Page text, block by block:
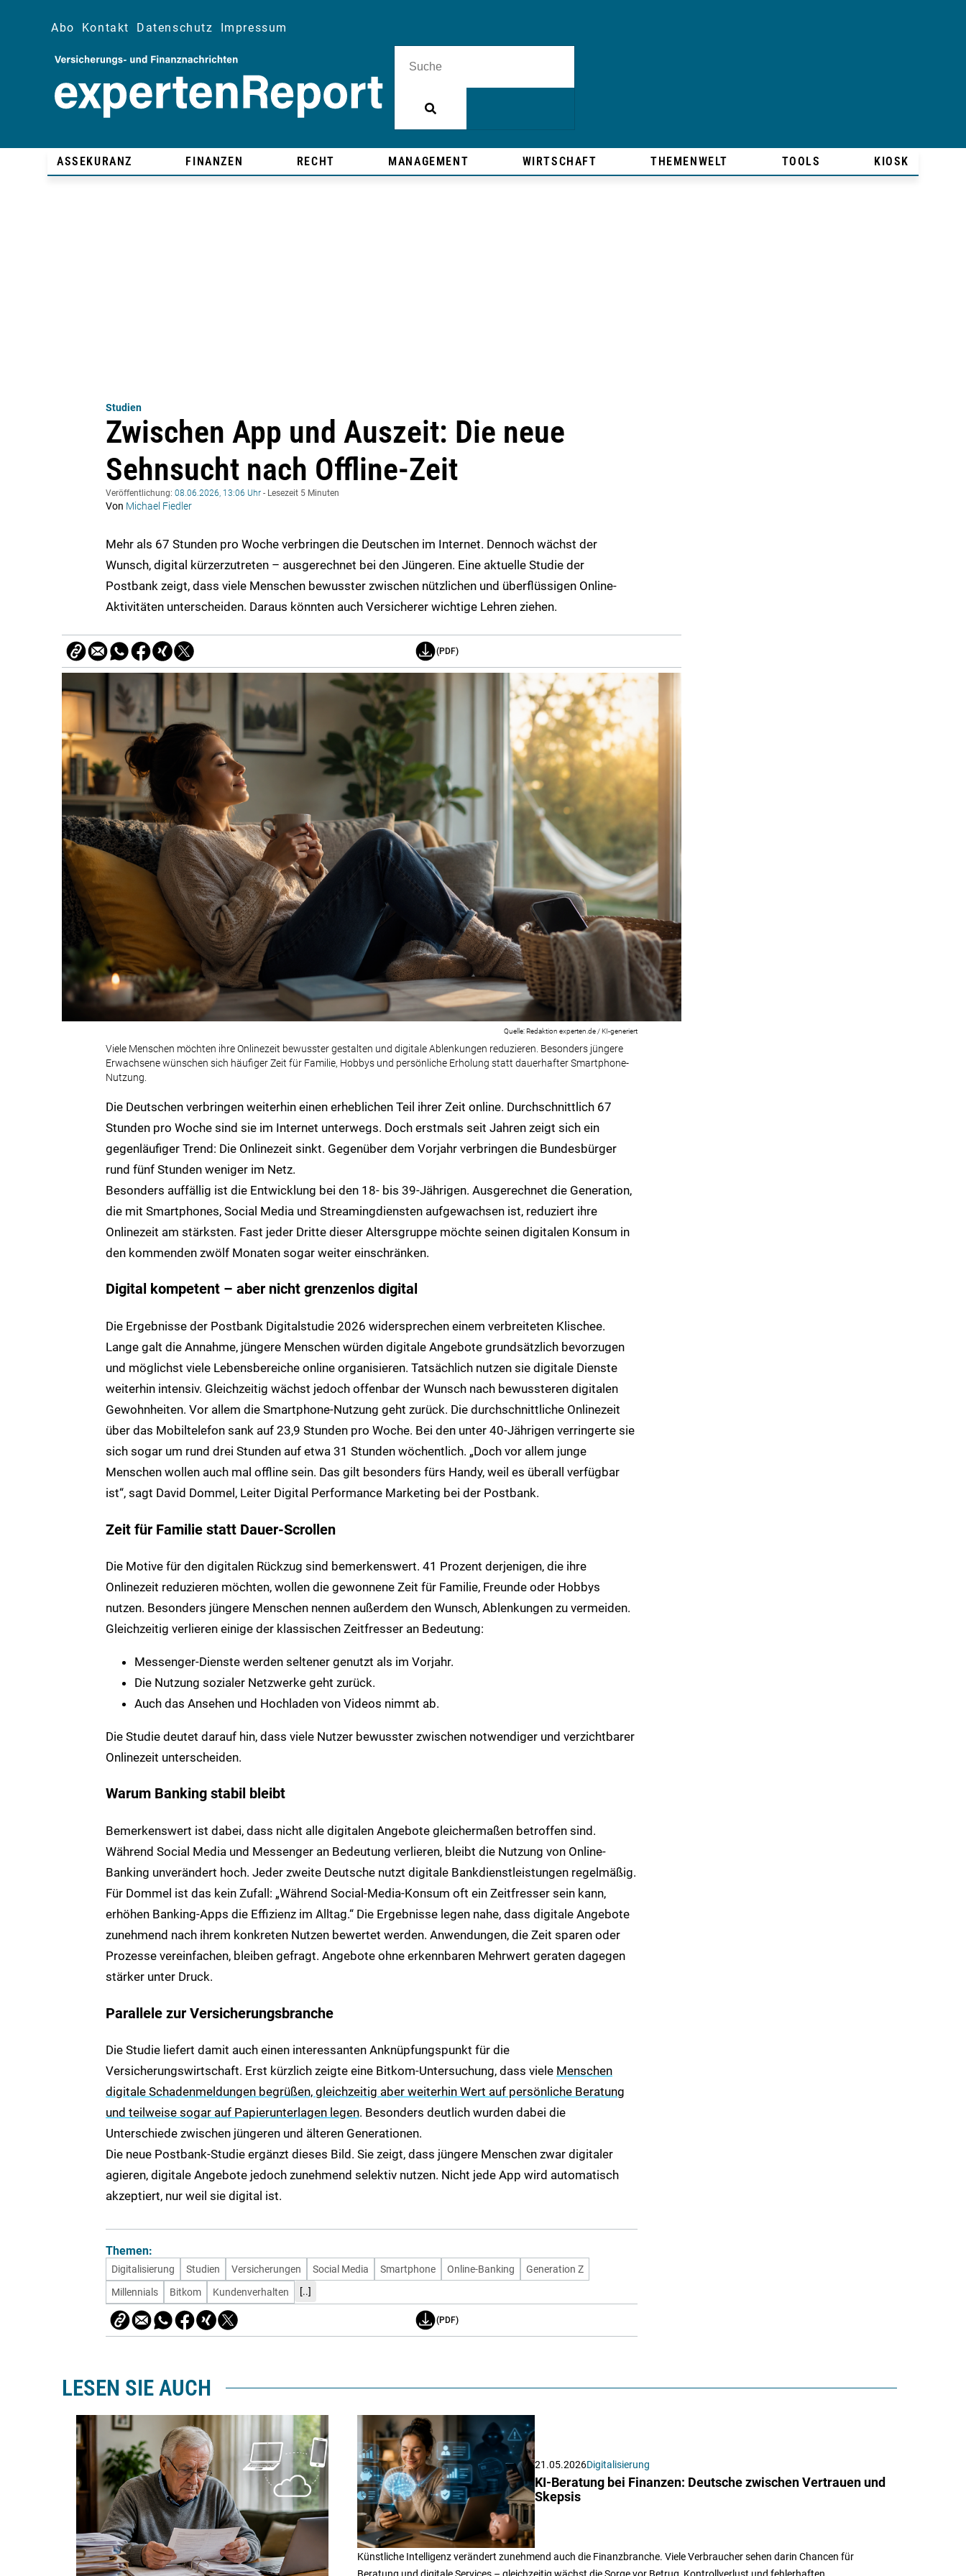
Abo Kontakt Datenschutz Impressum
ASSEKURANZ FINANZEN RECHT MANAGEMENT WIRTSCHAFT THEMENWELT TOOLS KIOSK
Studien
Zwischen App und Auszeit: Die neue
Sehnsucht nach Offline-Zeit
Veröffentlichung: 08.06.2026, 13:06 Uhr - Lesezeit 5 Minuten
Von Michael Fiedler
Mehr als 67 Stunden pro Woche verbringen die Deutschen im Internet. Dennoch wächst der
Wunsch, digital kürzerzutreten – ausgerechnet bei den Jüngeren. Eine aktuelle Studie der
Postbank zeigt, dass viele Menschen bewusster zwischen nützlichen und überflüssigen Online-
Aktivitäten unterscheiden. Daraus könnten auch Versicherer wichtige Lehren ziehen.
(PDF)
Viele Menschen möchten ihre Onlinezeit bewusster gestalten und digitale Ablenkungen reduzieren. Besonders jüngere
Erwachsene wünschen sich häufiger Zeit für Familie, Hobbys und persönliche Erholung statt dauerhafter Smartphone-
Nutzung.
Redaktion experten.de / KI-generiert
Die Deutschen verbringen weiterhin einen erheblichen Teil ihrer Zeit online. Durchschnittlich 67
Stunden pro Woche sind sie im Internet unterwegs. Doch erstmals seit Jahren zeigt sich ein
gegenläufiger Trend: Die Onlinezeit sinkt. Gegenüber dem Vorjahr verbringen die Bundesbürger
rund fünf Stunden weniger im Netz.
Besonders auffällig ist die Entwicklung bei den 18- bis 39-Jährigen. Ausgerechnet die Generation,
die mit Smartphones, Social Media und Streamingdiensten aufgewachsen ist, reduziert ihre
Onlinezeit am stärksten. Fast jeder Dritte dieser Altersgruppe möchte seinen digitalen Konsum in
den kommenden zwölf Monaten sogar weiter einschränken.
Digital kompetent – aber nicht grenzenlos digital
Die Ergebnisse der Postbank Digitalstudie 2026 widersprechen einem verbreiteten Klischee.
Lange galt die Annahme, jüngere Menschen würden digitale Angebote grundsätzlich bevorzugen
und möglichst viele Lebensbereiche online organisieren. Tatsächlich nutzen sie digitale Dienste
weiterhin intensiv. Gleichzeitig wächst jedoch offenbar der Wunsch nach bewussteren digitalen
Gewohnheiten. Vor allem die Smartphone-Nutzung geht zurück. Die durchschnittliche Onlinezeit
über das Mobiltelefon sank auf 23,9 Stunden pro Woche. Bei den unter 40-Jährigen verringerte sie
sich sogar um rund drei Stunden auf etwa 31 Stunden wöchentlich. „Doch vor allem junge
Menschen wollen auch mal offline sein. Das gilt besonders fürs Handy, weil es überall verfügbar
ist“, sagt David Dommel, Leiter Digital Performance Marketing bei der Postbank.
Zeit für Familie statt Dauer-Scrollen
Die Motive für den digitalen Rückzug sind bemerkenswert. 41 Prozent derjenigen, die ihre
Onlinezeit reduzieren möchten, wollen die gewonnene Zeit für Familie, Freunde oder Hobbys
nutzen. Besonders jüngere Menschen nennen außerdem den Wunsch, Ablenkungen zu vermeiden.
Gleichzeitig verlieren einige der klassischen Zeitfresser an Bedeutung:
Messenger-Dienste werden seltener genutzt als im Vorjahr.
Die Nutzung sozialer Netzwerke geht zurück.
Auch das Ansehen und Hochladen von Videos nimmt ab.
Die Studie deutet darauf hin, dass viele Nutzer bewusster zwischen notwendiger und verzichtbarer
Onlinezeit unterscheiden.
Warum Banking stabil bleibt
Bemerkenswert ist dabei, dass nicht alle digitalen Angebote gleichermaßen betroffen sind.
Während Social Media und Messenger an Bedeutung verlieren, bleibt die Nutzung von Online-
Banking unverändert hoch. Jeder zweite Deutsche nutzt digitale Bankdienstleistungen regelmäßig.
Für Dommel ist das kein Zufall: „Während Social-Media-Konsum oft ein Zeitfresser sein kann,
erhöhen Banking-Apps die Effizienz im Alltag.“ Die Ergebnisse legen nahe, dass digitale Angebote
zunehmend nach ihrem konkreten Nutzen bewertet werden. Anwendungen, die Zeit sparen oder
Prozesse vereinfachen, bleiben gefragt. Angebote ohne erkennbaren Mehrwert geraten dagegen
stärker unter Druck.
Parallele zur Versicherungsbranche
Die Studie liefert damit auch einen interessanten Anknüpfungspunkt für die
Versicherungswirtschaft. Erst kürzlich zeigte eine Bitkom-Untersuchung, dass viele Menschen
digitale Schadenmeldungen begrüßen, gleichzeitig aber weiterhin Wert auf persönliche Beratung
und teilweise sogar auf Papierunterlagen legen. Besonders deutlich wurden dabei die
Unterschiede zwischen jüngeren und älteren Generationen.
Die neue Postbank-Studie ergänzt dieses Bild. Sie zeigt, dass jüngere Menschen zwar digitaler
agieren, digitale Angebote jedoch zunehmend selektiv nutzen. Nicht jede App wird automatisch
akzeptiert, nur weil sie digital ist.
Themen:
Digitalisierung Studien Versicherungen Social Media Smartphone Online-Banking
Generation Z
Millennials
Bitkom Kundenverhalten [..]
(PDF)
LESEN SIE AUCH
21.05.2026Digitalisierung
KI-Beratung bei Finanzen: Deutsche zwischen Vertrauen und
Skepsis
Künstliche Intelligenz verändert zunehmend auch die Finanzbranche. Viele Verbraucher sehen darin Chancen für